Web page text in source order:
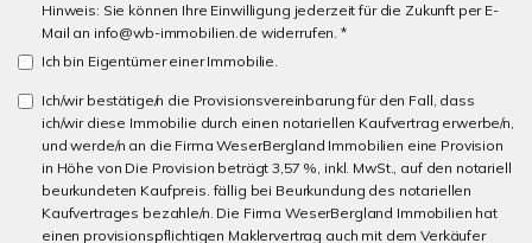
Hinweis: Sie können Ihre Einwilligung jederzeit für die Zukunft per E-
Mail an info@wb-immobilien.de widerrufen. *
Ich bin Eigentümer einer Immobilie.
Ich/wir bestätige/n die Provisionsvereinbarung für den Fall, dass
ich/wir diese Immobilie durch einen notariellen Kaufvertrag erwerbe/n,
und werde/n an die Firma WeserBergland Immobilien eine Provision
in Höhe von Die Provision beträgt 3,57 %, inkl. MwSt., auf den notariell
beurkundeten Kaufpreis. fällig bei Beurkundung des notariellen
Kaufvertrages bezahle/n. Die Firma WeserBergland Immobilien hat
einen provisionspflichtigen Maklervertrag auch mit dem Verkäufer